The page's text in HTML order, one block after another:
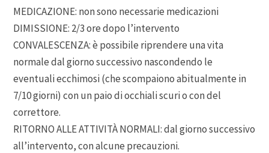
MEDICAZIONE: non sono necessarie medicazioni
DIMISSIONE: 2/3 ore dopo l’intervento
CONVALESCENZA: è possibile riprendere una vita
normale dal giorno successivo nascondendo le
eventuali ecchimosi (che scompaiono abitualmente in
7/10 giorni) con un paio di occhiali scuri o con del
correttore.
RITORNO ALLE ATTIVITÀ NORMALI: dal giorno successivo
all’intervento, con alcune precauzioni.